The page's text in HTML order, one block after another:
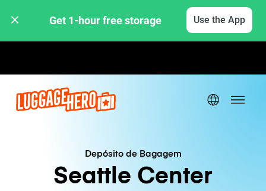
Get 1-hour free storage Use the App
Depósito de Bagagem
Seattle Center